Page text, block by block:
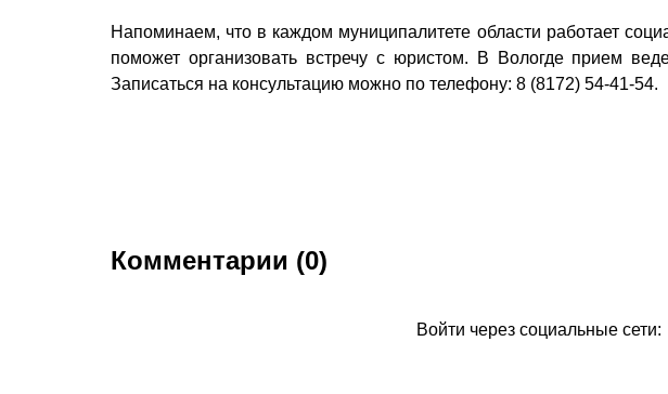
Напоминаем, что в каждом муниципалитете области работает
поможет организовать встречу с юристом. В Вологде прием
Записаться на консультацию можно по телефону: 8 (8172) 54-41-54.
Комментарии (0)
Войти через социальные сети: